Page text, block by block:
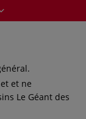
et ne
Le Géant des